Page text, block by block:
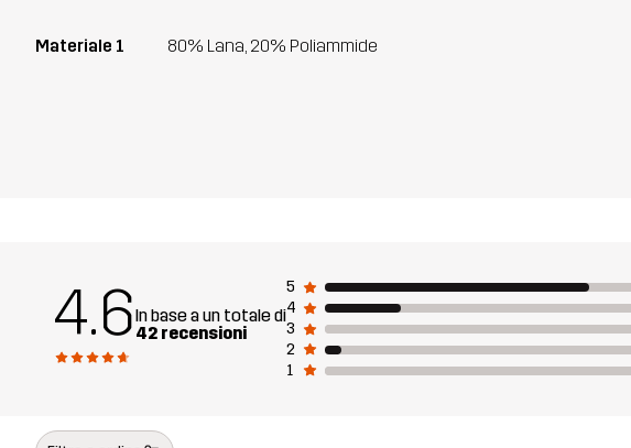
Materiale 1 80% Lana, 20% Poliammide
4.6In base a un totale di
42 recensioni
5
4
3
2
1